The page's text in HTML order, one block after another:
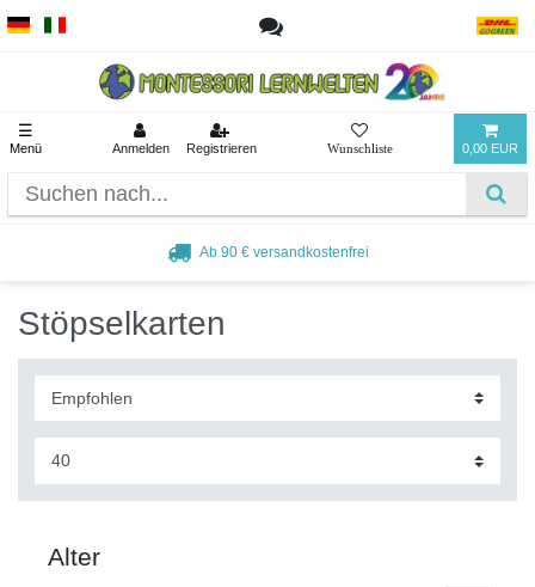
☰
Menü Anmelden Registrieren 0,00 EUR
Ab 90 € versandkostenfrei
Stöpselkarten
Alter